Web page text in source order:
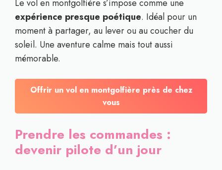
Le vol en montgolfière s’impose comme une
expérience presque poétique. Idéal pour un
moment à partager, au lever ou au coucher du
soleil. Une aventure calme mais tout aussi
mémorable.
Offrir un vol en montgolfière près de chez
vous
Prendre les commandes :
devenir pilote d’un jour